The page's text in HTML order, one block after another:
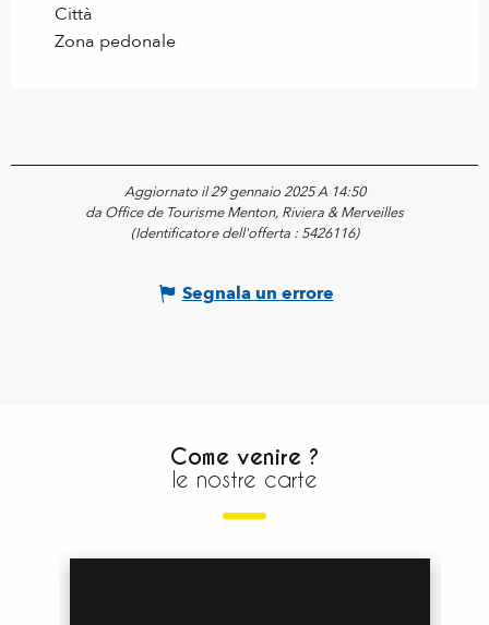
Città
Zona pedonale
Aggiornato il 29 gennaio 2025 A 14:50
da Office de Tourisme Menton, Riviera & Merveilles
(Identificatore dell'offerta : 5426116)
Segnala un errore
Come venire ?
le nostre carte